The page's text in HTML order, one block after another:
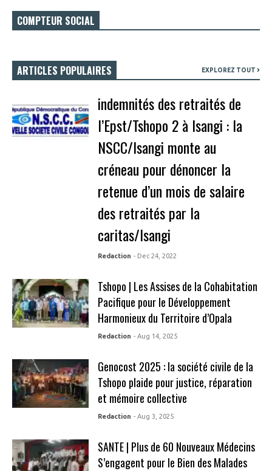
COMPTEUR SOCIAL
ARTICLES POPULAIRES EXPLOREZ TOUT
indemnités des retraités de
l’Epst/Tshopo 2 à Isangi : la
NSCC/Isangi monte au
créneau pour dénoncer la
retenue d’un mois de salaire
des retraités par la
caritas/Isangi
Redaction - Dec 24, 2022
Tshopo | Les Assises de la Cohabitation
Pacifique pour le Développement
Harmonieux du Territoire d’Opala
Redaction - Aug 14, 2025
Genocost 2025 : la société civile de la
Tshopo plaide pour justice, réparation
et mémoire collective
Redaction - Aug 3, 2025
SANTE | Plus de 60 Nouveaux Médecins
S’engagent pour le Bien des Malades